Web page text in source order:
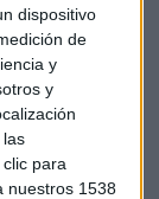
dispositivo
de
y
y
las
para
nuestros 1538
euros por
sobre
sector que